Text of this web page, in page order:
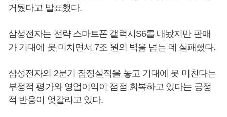
거뒀다고 발표했다.
삼성전자는 전략 스마트폰 갤럭시S6를 내놨지만 판매
가 기대에 못 미치면서 7조 원의 벽을 넘는 데 실패했다.
삼성전자의 2분기 잠정실적을 놓고 기대에 못 미친다는
부정적 평가와 영업이익이 점점 회복하고 있다는 긍정
적 반응이 엇갈리고 있다.